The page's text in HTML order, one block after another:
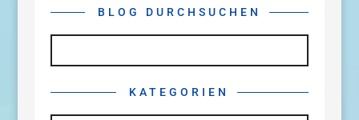
BLOG DURCHSUCHEN
KATEGORIEN